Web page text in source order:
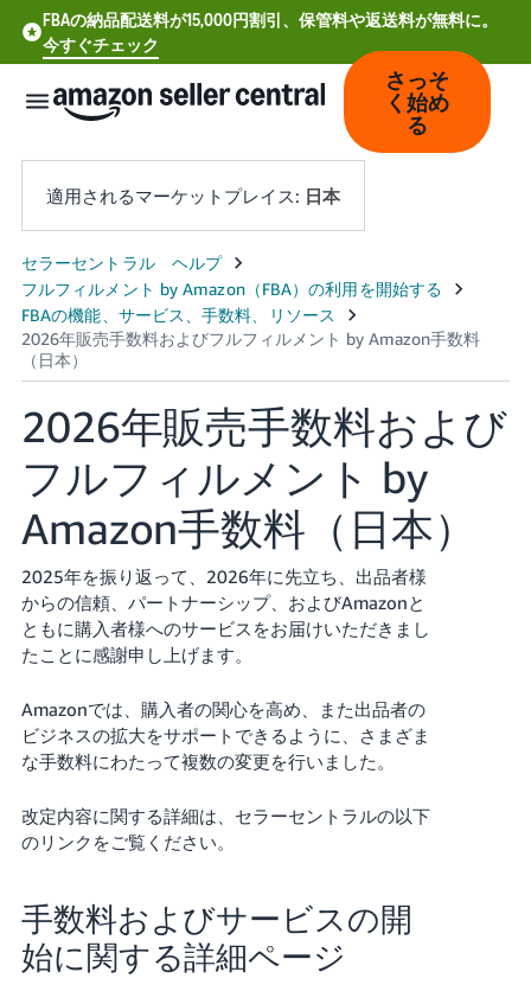
FBAの納品配送料が15,000円割引、保管料や返送料が無料に。
今すぐチェック
日
本
中
文
-
CN
Deutsch
- DE
Español
- ES
Français
- FR
Italiano
한
국
어
-
KR
日
本
語
イ
ン
さっそ
く始め
る
適用されるマーケットプレイス: 日本
2026年販売手数料および
フルフィルメント by
Amazon手数料（日本）
2025年を振り返って、2026年に先立ち、出品者様
からの信頼、パートナーシップ、およびAmazonと
ともに購入者様へのサービスをお届けいただきまし
たことに感謝申し上げます。
Amazonでは、購入者の関心を高め、また出品者の
ビジネスの拡大をサポートできるように、さまざま
な手数料にわたって複数の変更を行いました。
改定内容に関する詳細は、セラーセントラルの以下
のリンクをご覧ください。
手数料およびサービスの開
始に関する詳細ページ